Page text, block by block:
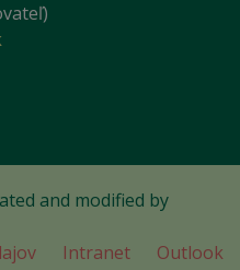
and modified by
Intranet
Outlook